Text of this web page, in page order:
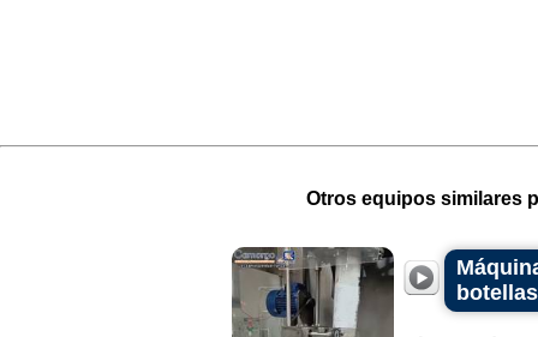
Otros equipos similares
botellas